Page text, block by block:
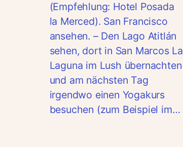
(Empfehlung: Hotel Posada
la Merced). San Francisco
ansehen. – Den Lago Atitlán
sehen, dort in San Marcos La
Laguna im Lush übernachten
und am nächsten Tag
irgendwo einen Yogakurs
besuchen (zum Beispiel im…